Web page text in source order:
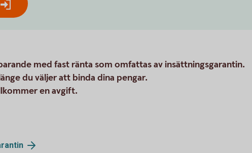
med fast ränta som omfattas av insättningsgarantin.
du väljer att binda dina pengar.
en avgift.